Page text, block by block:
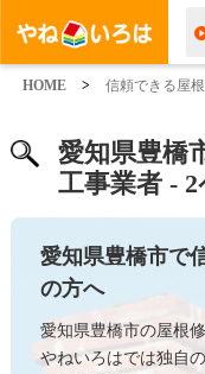
HOME > 信頼できる屋
愛知県豊橋
工事業者 -
愛知県豊橋市で
の方へ
愛知県豊橋市の屋根
やねいろはでは独自